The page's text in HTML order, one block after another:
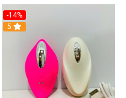
-14%
5